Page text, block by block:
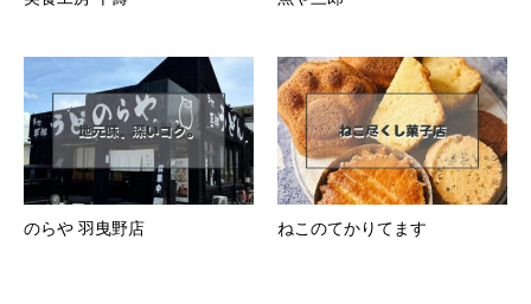
のらや 羽曳野店 ねこのてかりてます